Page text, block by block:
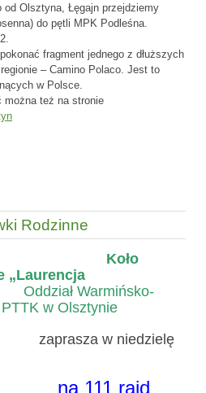
od Olsztyna, Łęgajn przejdziemy
do pętli MPK Podleśna.
fragment jednego z dłuższych
– Camino Polaco. Jest to
w Polsce.
można też na stronie
Rodzinne
Koło
„Laurencja
w Olsztynie
w niedzielę
na 111 rajd